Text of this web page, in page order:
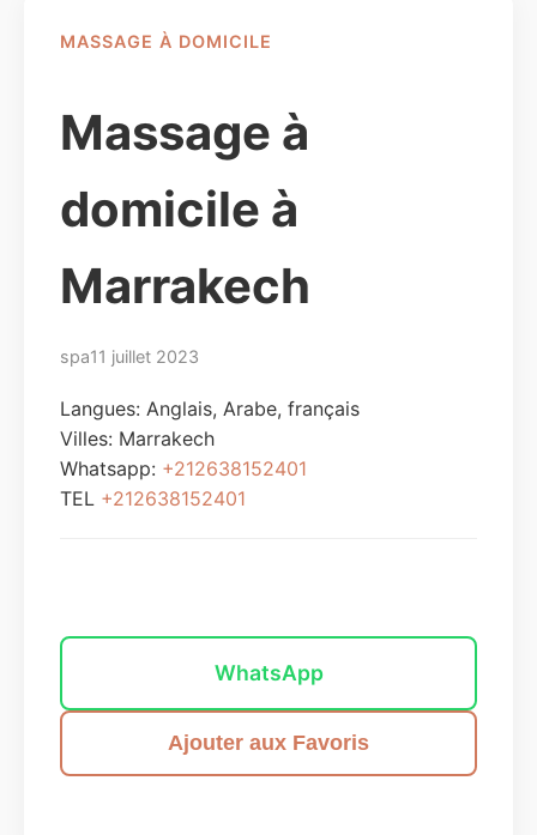
MASSAGE À DOMICILE
Massage à
domicile à
Marrakech
spa11 juillet 2023
Langues: Anglais, Arabe, français
Villes: Marrakech
Whatsapp: +212638152401
TEL +212638152401
WhatsApp
Ajouter aux Favoris